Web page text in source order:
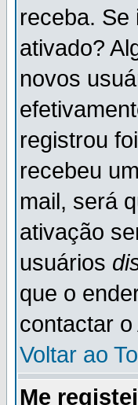
receba. Se
ativado?
novos
registrou
recebeu
mail, será
ativação
usuários
que o
contactar
Voltar ao
Me